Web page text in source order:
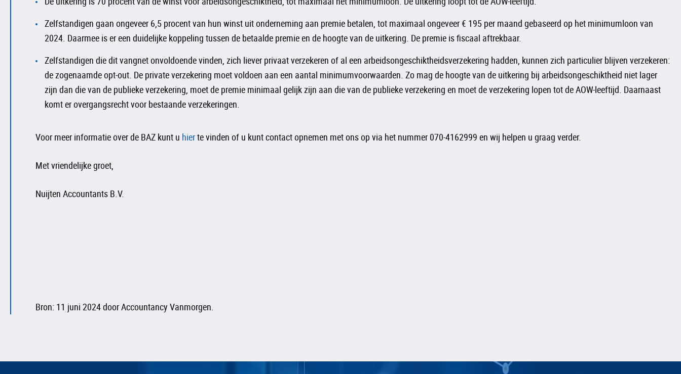
Zelfstandigen gaan ongeveer 6,5 procent van hun winst uit onderneming aan premie betalen, tot maximaal ongeveer € 195 per maand gebaseerd op het minimumloon van
2024. Daarmee is er een duidelijke koppeling tussen de betaalde premie en de hoogte van de uitkering. De premie is fiscaal aftrekbaar.
Zelfstandigen die dit vangnet onvoldoende vinden, zich liever privaat verzekeren of al een arbeidsongeschiktheidsverzekering hadden, kunnen zich particulier blijven verzekeren:
de zogenaamde opt-out. De private verzekering moet voldoen aan een aantal minimumvoorwaarden. Zo mag de hoogte van de uitkering bij arbeidsongeschiktheid niet lager
zijn dan die van de publieke verzekering, moet de premie minimaal gelijk zijn aan die van de publieke verzekering en moet de verzekering lopen tot de AOW-leeftijd. Daarnaast
komt er overgangsrecht voor bestaande verzekeringen.
Voor meer informatie over de BAZ kunt u hierte vinden of u kunt contact opnemen met ons op via het nummer 070-4162999 en wij helpen u graag verder.
Met vriendelijke groet,
Nuijten Accountants B.V.
Bron: 11 juni 2024 door Accountancy Vanmorgen.